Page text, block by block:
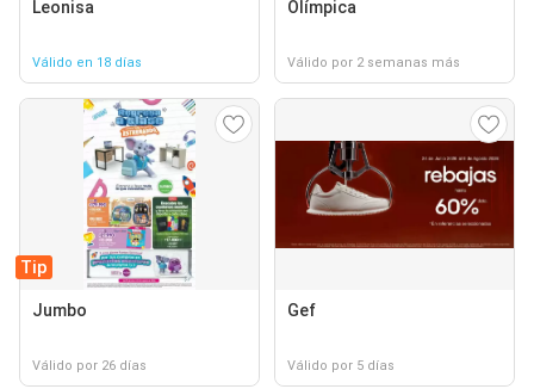
Leonisa
Válido en 18 días
Olímpica
Válido por 2 semanas más
Tip
Jumbo
Válido por 26 días
Gef
Válido por 5 días